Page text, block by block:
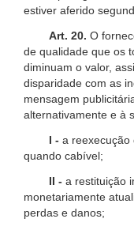
estiver aferido
Art. 20. O
de qualidade que os
diminuam o valor,
disparidade com as
mensagem
alternativamente e à
I - a reexecução
quando cabível;
II - a restituição
monetariamente
perdas e danos;